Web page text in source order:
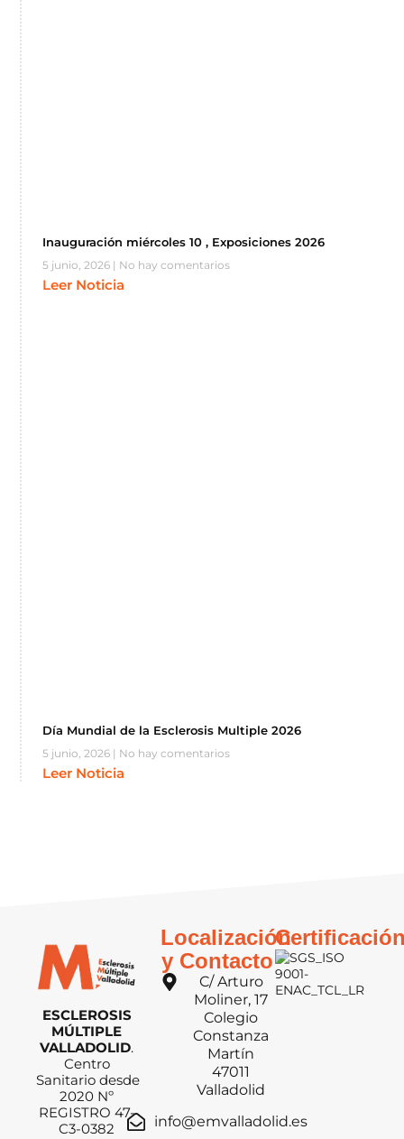
Inauguración miércoles 10 , Exposiciones 2026
5 junio, 2026 No hay comentarios
Leer Noticia
Día Mundial de la Esclerosis Multiple 2026
5 junio, 2026 No hay comentarios
Leer Noticia
ESCLEROSIS
MÚLTIPLE
VALLADOLID.
Centro
Sanitario desde
2020 Nº
REGISTRO 47-
C3-0382
Localización
y Contacto
C/ Arturo
Moliner, 17
Colegio
Constanza
Martín
47011
Valladolid
info@emvalladolid.es